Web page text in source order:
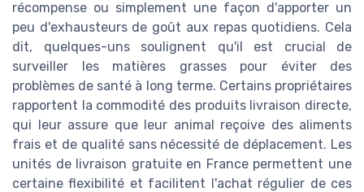
récompense ou simplement une façon d'apporter un
peu d'exhausteurs de goût aux repas quotidiens. Cela
dit, quelques-uns soulignent qu'il est crucial de
surveiller les matières grasses pour éviter des
problèmes de santé à long terme. Certains propriétaires
rapportent la commodité des produits livraison directe,
qui leur assure que leur animal reçoive des aliments
frais et de qualité sans nécessité de déplacement. Les
unités de livraison gratuite en France permettent une
certaine flexibilité et facilitent l'achat régulier de ces